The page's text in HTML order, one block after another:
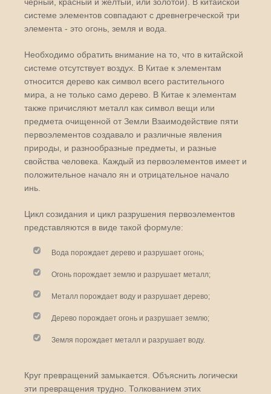
системе элементов совпадают с древнегреческой три
элемента - это огонь, земля и вода.
Необходимо обратить внимание на то, что в китайской
системе отсутствует воздух. В Китае к элементам
относится дерево как символ всего растительного
мира, а не только само дерево. В Китае к элементам
также причисляют металл как символ вещи или
предмета очищенной от Земли Взаимодействие пяти
первоэлементов создавало и различные явления
природы, и разнообразные предметы, и разные
свойства человека. Каждый из первоэлементов имеет и
положительное начало ян и отрицательное начало
инь.
Цикл созидания и цикл разрушения первоэлементов
представляются в виде такой формуле:
Вода порождает дерево и разрушает огонь;
Огонь порождает землю и разрушает металл;
Металл порождает воду и разрушает дерево;
Дерево порождает огонь и разрушает землю;
Земля порождает металл и разрушает воду.
Круг превращений замыкается. Объяснить логически
эти превращения трудно. Толкованием этих